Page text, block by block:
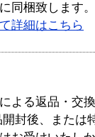
同梱致します。
詳細はこちら
よる返品・交
開封後、または